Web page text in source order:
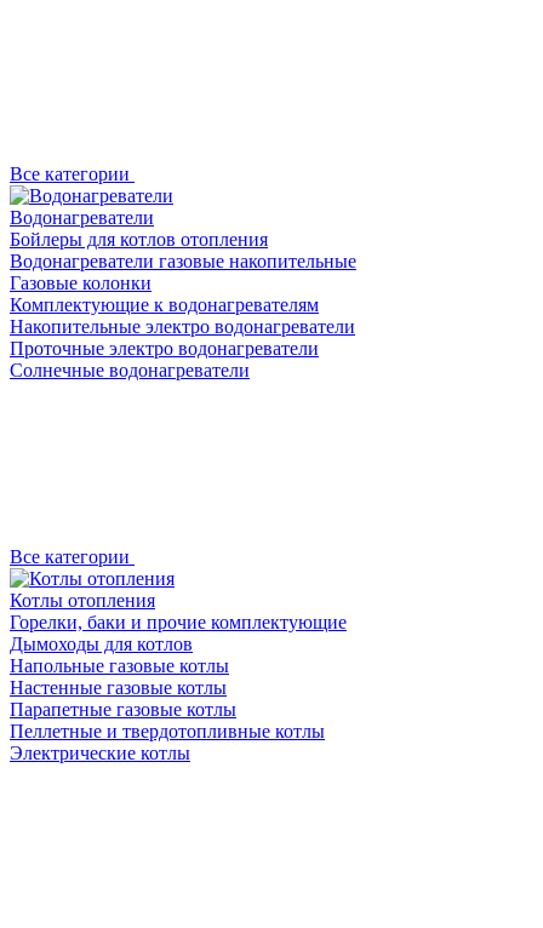
Все категории
Водонагреватели
Бойлеры для котлов отопления
Водонагреватели газовые накопительные
Газовые колонки
Комплектующие к водонагревателям
Накопительные электро водонагреватели
Проточные электро водонагреватели
Солнечные водонагреватели
Все категории
Котлы отопления
Горелки, баки и прочие комплектующие
Дымоходы для котлов
Напольные газовые котлы
Настенные газовые котлы
Парапетные газовые котлы
Пеллетные и твердотопливные котлы
Электрические котлы